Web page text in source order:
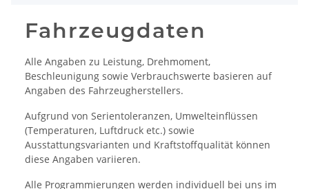
Fahrzeugdaten
Alle Angaben zu Leistung, Drehmoment,
Beschleunigung sowie Verbrauchswerte basieren auf
Angaben des Fahrzeugherstellers.
Aufgrund von Serientoleranzen, Umwelteinflüssen
(Temperaturen, Luftdruck etc.) sowie
Ausstattungsvarianten und Kraftstoffqualität können
diese Angaben variieren.
Alle Programmierungen werden individuell bei uns im